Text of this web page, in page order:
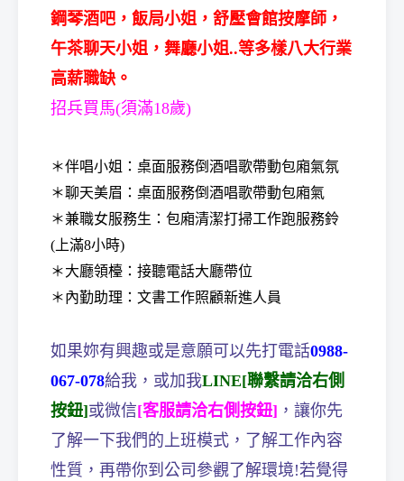
鋼琴酒吧，飯局小姐，舒壓會館按摩師，
午茶聊天小姐，舞廳小姐..等多樣八大行業
高薪職缺。
招兵買馬(須滿18歲)
＊伴唱小姐：桌面服務倒酒唱歌帶動包廂氣氛
＊聊天美眉：桌面服務倒酒唱歌帶動包廂氣
＊兼職女服務生：包廂清潔打掃工作跑服務鈴
(上滿8小時)
＊大廳領檯：接聽電話大廳帶位
＊內勤助理：文書工作照顧新進人員
如果妳有興趣或是意願可以先打電話0988-
067-078給我，或加我LINE[聯繫請洽右側
按鈕]或微信[客服請洽右側按鈕] ，讓你先
了解一下我們的上班模式，了解工作內容
性質，再帶你到公司參觀了解環境!若覺得